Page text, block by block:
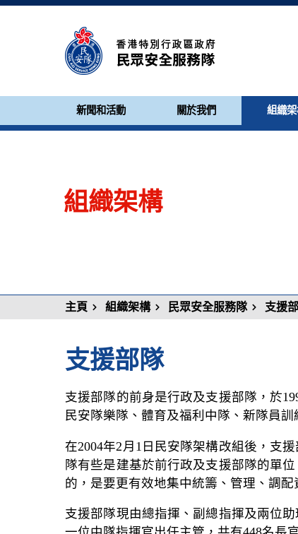
新聞和活動 關於我們 組織
組織架構
主頁 組織架構 民眾安全服務隊 支援
支援部隊
支援部隊的前身是行政及支援部隊，於
民安隊樂隊、體育及福利中隊、新隊員訓
在2004年2月1日民安隊架構改組後，支
隊有些是建基於前行政及支援部隊的單
的，是要更有效地集中統籌、管理、調
支援部隊現由總指揮、副總指揮及兩位